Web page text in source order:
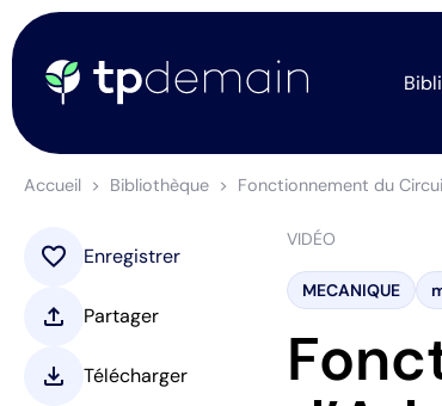
Accueil Bibliothèque Fonctionnement du
VIDÉO
MECANIQUE
favorite Enregistrer
upload Partager
download Télécharger